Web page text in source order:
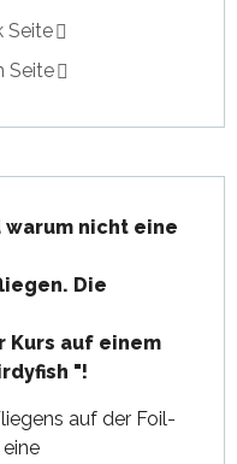
Seite
Seite
warum nicht eine
Die
Kurs auf einem
"!
auf der Foil-